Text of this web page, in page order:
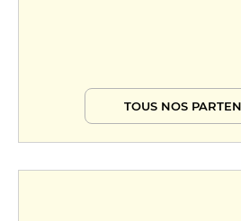
TOUS NOS